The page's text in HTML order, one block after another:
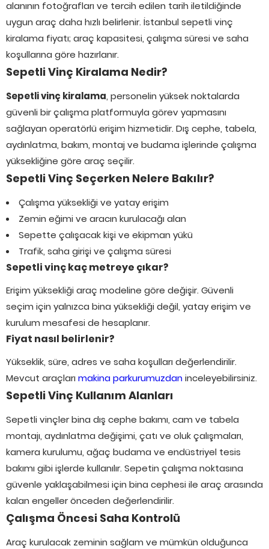
alanının fotoğrafları ve tercih edilen tarih iletildiğinde
uygun araç daha hızlı belirlenir. İstanbul sepetli vinç
kiralama fiyatı; araç kapasitesi, çalışma süresi ve saha
koşullarına göre hazırlanır.
Sepetli Vinç Kiralama Nedir?
Sepetli vinç kiralama, personelin yüksek noktalarda
güvenli bir çalışma platformuyla görev yapmasını
sağlayan operatörlü erişim hizmetidir. Dış cephe, tabela,
aydınlatma, bakım, montaj ve budama işlerinde çalışma
yüksekliğine göre araç seçilir.
Sepetli Vinç Seçerken Nelere Bakılır?
Çalışma yüksekliği ve yatay erişim
Zemin eğimi ve aracın kurulacağı alan
Sepette çalışacak kişi ve ekipman yükü
Trafik, saha girişi ve çalışma süresi
Sepetli vinç kaç metreye çıkar?
Erişim yüksekliği araç modeline göre değişir. Güvenli
seçim için yalnızca bina yüksekliği değil, yatay erişim ve
kurulum mesafesi de hesaplanır.
Fiyat nasıl belirlenir?
Yükseklik, süre, adres ve saha koşulları değerlendirilir.
Mevcut araçları makina parkurumuzdaninceleyebilirsiniz.
Sepetli Vinç Kullanım Alanları
Sepetli vinçler bina dış cephe bakımı, cam ve tabela
montajı, aydınlatma değişimi, çatı ve oluk çalışmaları,
kamera kurulumu, ağaç budama ve endüstriyel tesis
bakımı gibi işlerde kullanılır. Sepetin çalışma noktasına
güvenle yaklaşabilmesi için bina cephesi ile araç arasında
kalan engeller önceden değerlendirilir.
Çalışma Öncesi Saha Kontrolü
Araç kurulacak zeminin sağlam ve mümkün olduğunca